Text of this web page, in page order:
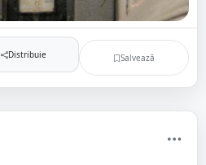
Distribuie Salvează